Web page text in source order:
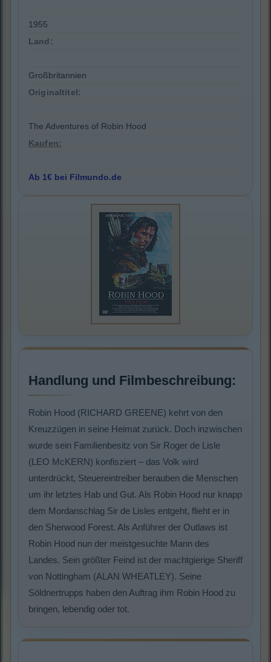
1955
Land:
Großbritannien
Originaltitel:
The Adventures of Robin Hood
Kaufen:
Ab 1€ bei Filmundo.de
Handlung und Filmbeschreibung:
Robin Hood (RICHARD GREENE) kehrt von den
Kreuzzügen in seine Heimat zurück. Doch inzwischen
wurde sein Familienbesitz von Sir Roger de Lisle
(LEO McKERN) konfisziert – das Volk wird
unterdrückt, Steuereintreiber berauben die Menschen
um ihr letztes Hab und Gut. Als Robin Hood nur knapp
dem Mordanschlag Sir de Lisles entgeht, flieht er in
den Sherwood Forest. Als Anführer der Outlaws ist
Robin Hood nun der meistgesuchte Mann des
Landes. Sein größter Feind ist der machtgierige Sheriff
von Nottingham (ALAN WHEATLEY). Seine
Söldnertrupps haben den Auftrag ihm Robin Hood zu
bringen, lebendig oder tot.